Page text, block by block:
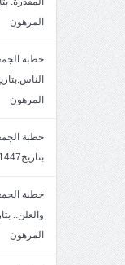
المرهون
المرهون
بتاريخ6/2/1447.سماحة الشيخ مصطفى المرهون
المرهون